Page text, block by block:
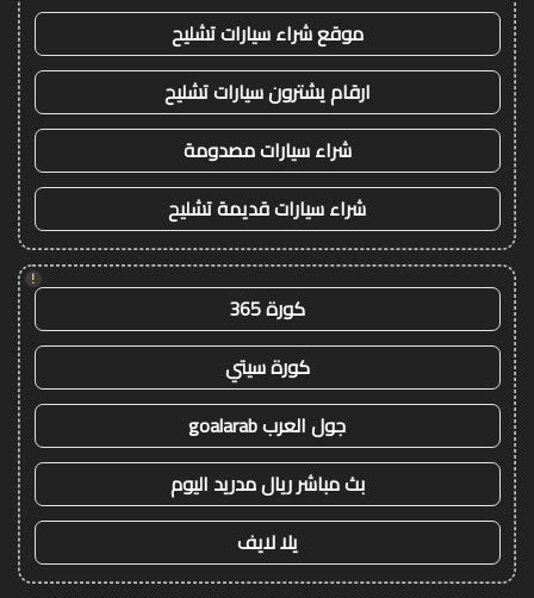
موقع شراء سيارات تشليح
ارقام يشترون سيارات تشليح
شراء سيارات مصدومة
شراء سيارات قديمة تشليح
!
كورة 365
كورة سيتي
جول العرب goalarab
بث مباشر ريال مدريد اليوم
يلا لايف